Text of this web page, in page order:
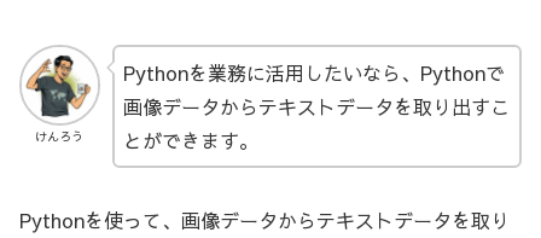
けんろう
Pythonを業務に活用したいなら、Pythonで
画像データからテキストデータを取り出すこ
とができます。
Pythonを使って、画像データからテキストデータを取り